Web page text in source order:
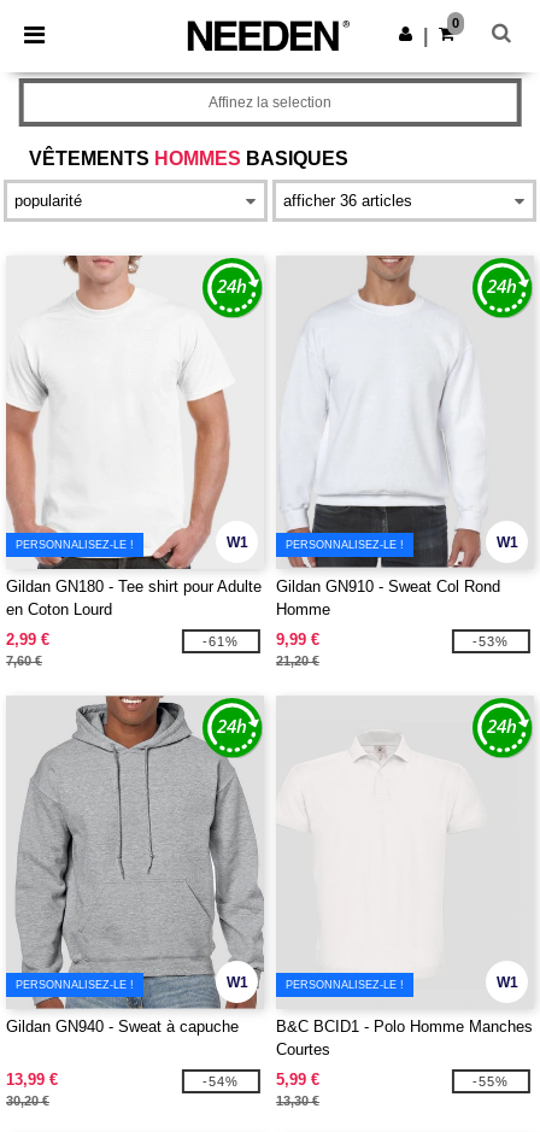
× Appli Needen
Meilleurs prix sur l’app !
Obtenir l'appli
0
VÊTEMENTS HOMMES BASIQUES
Affinez la selection
W1
PERSONNALISEZ-LE !
Gildan GN180 - Tee shirt pour Adulte
en Coton Lourd
2,99 €
7,60 €
-61%
W1
PERSONNALISEZ-LE !
Gildan GN910 - Sweat Col Rond
Homme
9,99 €
21,20 €
-53%
W1
PERSONNALISEZ-LE !
Gildan GN940 - Sweat à capuche
13,99 €
30,20 €
-54%
W1
PERSONNALISEZ-LE !
B&C BCID1 - Polo Homme Manches
Courtes
5,99 €
13,30 €
-55%